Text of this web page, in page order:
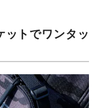
トでワンタッ